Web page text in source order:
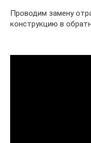
Проводим замену
конструкцию в